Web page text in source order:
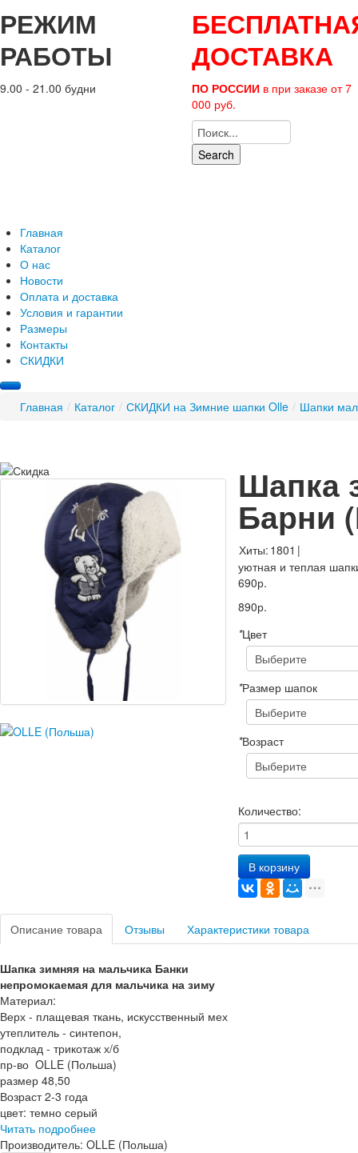
РЕЖИМ
РАБОТЫ
9.00 - 21.00 будни
ДОСТАВКА
ПО РОССИИ в при заказе от 7
000 руб.
Search
Главная
Каталог
О нас
Новости
Оплата и доставка
Условия и гарантии
Размеры
Контакты
СКИДКИ
Главная / Каталог / СКИДКИ на Зимние шапки Olle / Шапки
Шапка
Барни
Хиты: 1801 |
уютная и теплая
690р.
890р.
*Цвет
*Размер шапок
*Возраст
Количество:
В корзину
Описание товара Отзывы Характеристики товара
Шапка зимняя на мальчика Банки
непромокаемая для мальчика на зиму
Материал:
Верх - плащевая ткань, искусственный мех
утеплитель - синтепон,
подклад - трикотаж х/б
пр-во OLLE (Польша)
размер 48,50
Возраст 2-3 года
цвет: темно серый
Читать подробнее
Производитель: OLLE (Польша)